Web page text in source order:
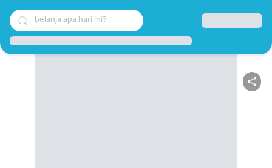
belanja apa hari ini?